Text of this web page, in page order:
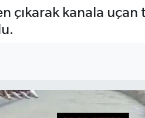
çıkarak kanala